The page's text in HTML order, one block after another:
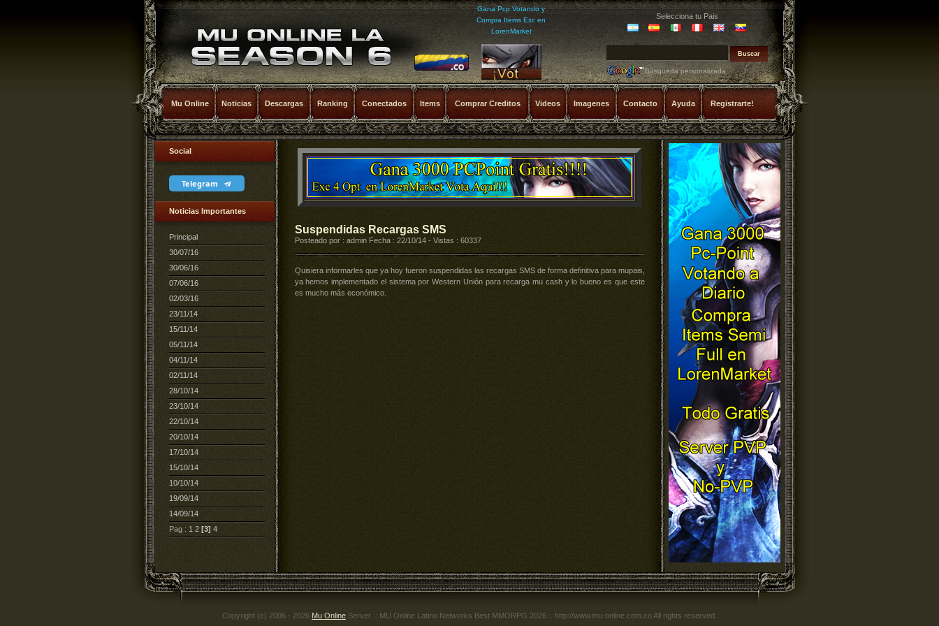
Gana Pcp Votando y
Compra Items Exc en
LorenMarket
Selecciona tu Pais
Búsqueda personalizada
Mu Online Noticias Descargas Ranking Conectados Items Comprar Creditos Videos Imagenes Contacto Ayuda Registrarte!
Social
Telegram
Noticias Importantes
Principal
30/07/16
30/06/16
07/06/16
02/03/16
23/11/14
15/11/14
05/11/14
04/11/14
02/11/14
28/10/14
23/10/14
22/10/14
20/10/14
17/10/14
15/10/14
10/10/14
19/09/14
14/09/14
Pag : 1 2 [3] 4
Suspendidas Recargas SMS
Posteado por : admin Fecha : 22/10/14 - Vistas : 60337
Quisiera informarles que ya hoy fueron suspendidas las recargas SMS de forma definitiva para mupais,
ya hemos implementado el sistema por Western Unión para recarga mu cash y lo bueno es que este
es mucho más económico.
Copyright (c) 2006 - 2026 Mu Online Server .: MU Online Latino Networks Best MMORPG 2026 :. http://www.mu-online.com.co All rights reserved.